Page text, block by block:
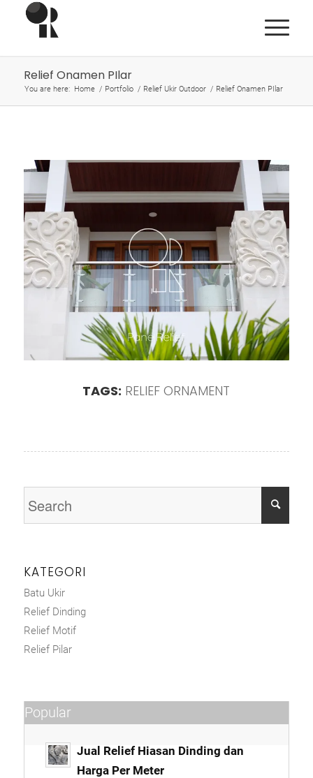
Relief Onamen PIlar
You are here: Home / Portfolio / Relief Ukir Outdoor / Relief Onamen PIlar
TAGS: RELIEF ORNAMENT
KATEGORI
Batu Ukir
Relief Dinding
Relief Motif
Relief Pilar
Popular
Jual Relief Hiasan Dinding dan
Harga Per Meter